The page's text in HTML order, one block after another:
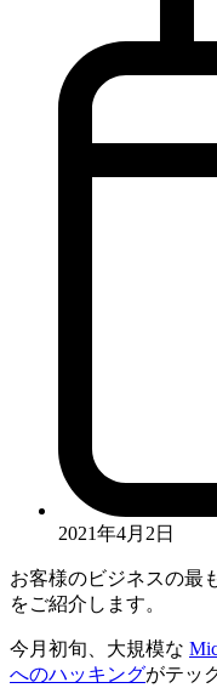
2021年4月2日
お客様のビジネスの最
をご紹介します。
今月初旬、大規模な
へのハッキングがテッ